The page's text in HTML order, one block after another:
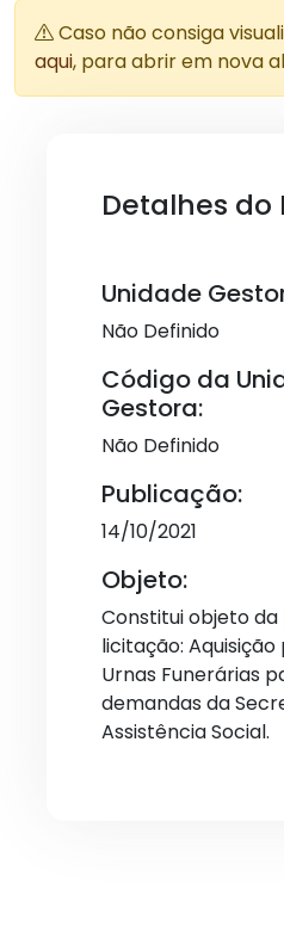
Caso não consiga
aqui, para abrir em nova
Detalhes do
Unidade
Não Definido
Código da
Gestora:
Não Definido
Publicação:
14/10/2021
Objeto:
Constitui objeto
licitação:
Urnas Funerárias
demandas da
Assistência Social.